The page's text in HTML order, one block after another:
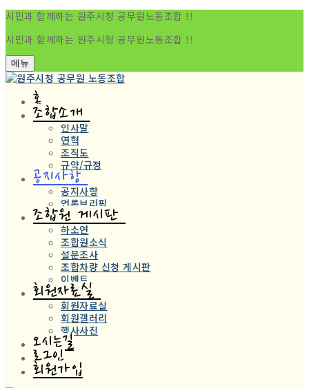
시민과 함께하는 원주시청 공무원노동조합 !!
시민과 함께하는 원주시청 공무원노동조합 !!
메뉴
홈
조합소개
인사말
연혁
조직도
규약/규정
공지사항
공지사항
언론브리핑
조합원 게시판
하소연
조합원소식
설문조사
조합차량 신청 게시판
이벤트
회원자료실
회원자료실
회원갤러리
행사사진
오시는길
로그인
회원가입